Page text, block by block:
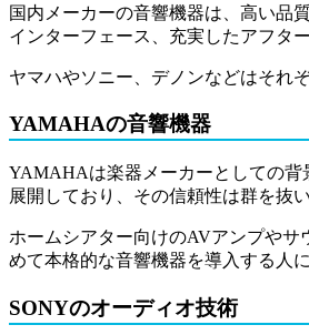
国内メーカーの音響機器は、高い品
インターフェース、充実したアフタ
ヤマハやソニー、デノンなどはそれ
YAMAHAの音響機器
YAMAHAは楽器メーカーとしての背
展開しており、その信頼性は群を抜
ホームシアター向けのAVアンプや
めて本格的な音響機器を導入する人
SONYのオーディオ技術